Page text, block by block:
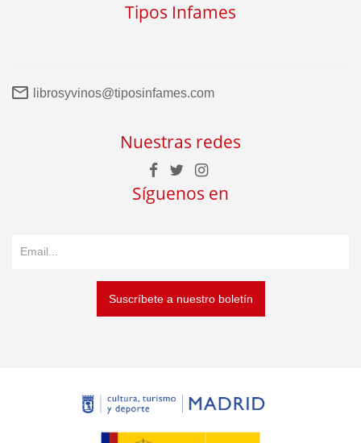
Tipos Infames
librosyvinos@tiposinfames.com
Nuestras redes
Síguenos en
Suscríbete a nuestro boletín